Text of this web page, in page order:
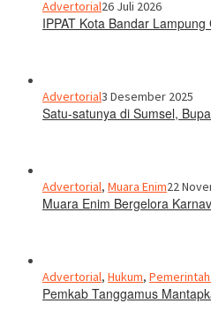
Advertorial26 Juli 2026
IPPAT Kota Bandar
Advertorial3 Desember 2025
Satu-satunya di Sumsel,
Advertorial, Muara Enim22
Muara Enim Bergelora
Advertorial, Hukum,
Pemkab Tanggamus